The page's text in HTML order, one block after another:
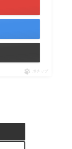
ポチップ